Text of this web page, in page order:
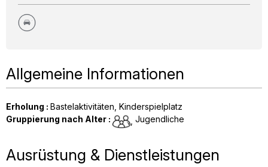
Allgemeine Informationen
Erholung : Bastelaktivitäten Kinderspielplatz
Gruppierung nach Alter : Jugendliche
Ausrüstung & Dienstleistungen